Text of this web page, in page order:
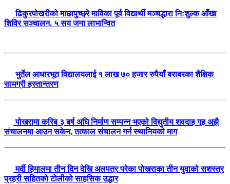
ढिकुरपोखरीको माछापुच्छ्रे माविका पूर्व विद्यार्थी मञ्चद्धारा निःशुल्क आँखा
शिविर सञ्चालन, ५ सय जना लाभान्वित
भुर्तेल आधारभूत विद्यालयलाई १ लाख ७० हजार रुपैयाँ बराबरका शैक्षिक
सामग्री हस्तान्तरण
पोखरामा करिब ३ बर्ष अघि निर्माण सम्पन्न भएको विद्युतीय शवदाह गृह अझै
संचालनमा आउन सकेन, तत्काल संचालन गर्न स्थानियको माग
मर्दी हिमालमा तीन दिन देखि अलपत्र परेका पोखराका तीन युवाको सशस्त्र
प्रहरी सहितको टोलीको साहसिक उद्धार